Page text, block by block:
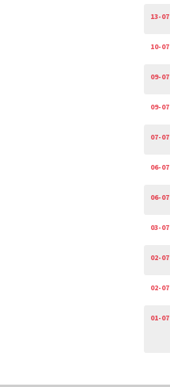
13-07
10-07
09-07
09-07
07-07
06-07
06-07
03-07
02-07
02-07
01-07